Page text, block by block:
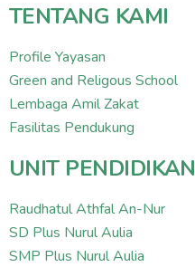
TENTANG KAMI
Profile Yayasan
Green and Religous School
Lembaga Amil Zakat
Fasilitas Pendukung
UNIT PENDIDIKAN
Raudhatul Athfal An-Nur
SD Plus Nurul Aulia
SMP Plus Nurul Aulia